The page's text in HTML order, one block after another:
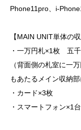
Phone11pro、i-
【MAIN UNIT単体の収
・一万円札×1枚 五
（背面側の札室に一
もあたるメイン収納
・カード×3枚
・スマートフォン